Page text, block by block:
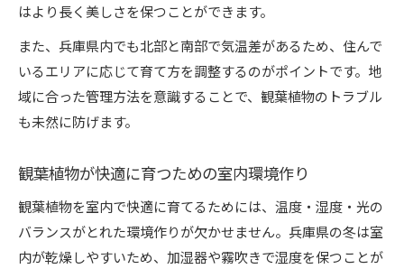
はより長く美しさを保つことができます。
また、兵庫県内でも北部と南部で気温差があるため、住んで
いるエリアに応じて育て方を調整するのがポイントです。地
域に合った管理方法を意識することで、観葉植物のトラブル
も未然に防げます。
観葉植物が快適に育つための室内環境作り
観葉植物を室内で快適に育てるためには、温度・湿度・光の
バランスがとれた環境作りが欠かせません。兵庫県の冬は室
内が乾燥しやすいため、加湿器や霧吹きで湿度を保つことが